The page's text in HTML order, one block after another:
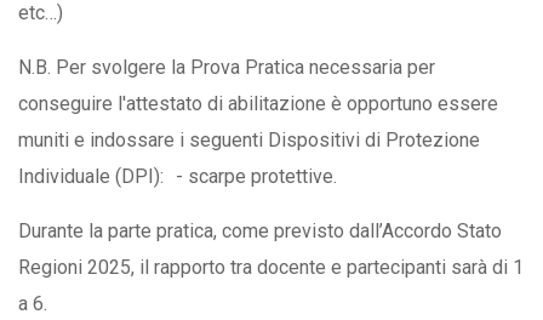
etc…)
N.B. Per svolgere la Prova Pratica necessaria per
conseguire l'attestato di abilitazione è opportuno essere
muniti e indossare i seguenti Dispositivi di Protezione
Individuale (DPI): - scarpe protettive.
Durante la parte pratica, come previsto dall’Accordo Stato
Regioni 2025, il rapporto tra docente e partecipanti sarà di 1
a 6.